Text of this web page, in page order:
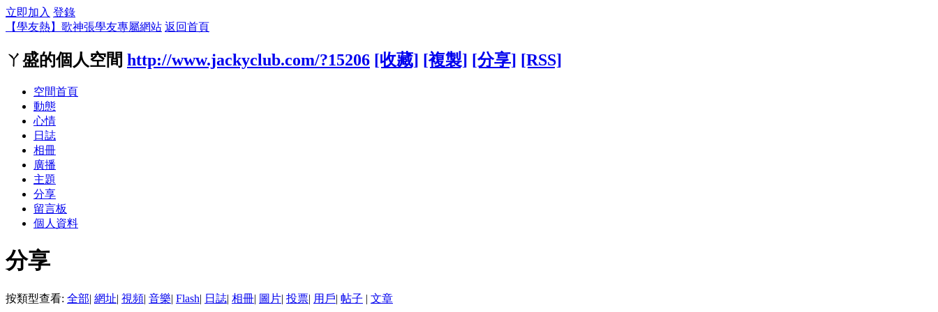
立即加入 登錄
【學友熱】歌神張學友專屬網站 返回首頁
ㄚ盛的個人空間 http://www.jackyclub.com/?15206 [收藏] [複製] [分享] [RSS]
空間首頁
動態
心情
日誌
相冊
廣播
主題
分享
留言板
個人資料
分享
按類型查看: 全部| 網址| 視頻| 音樂| Flash| 日誌| 相冊| 圖片| 投票| 用戶| 帖子 | 文章